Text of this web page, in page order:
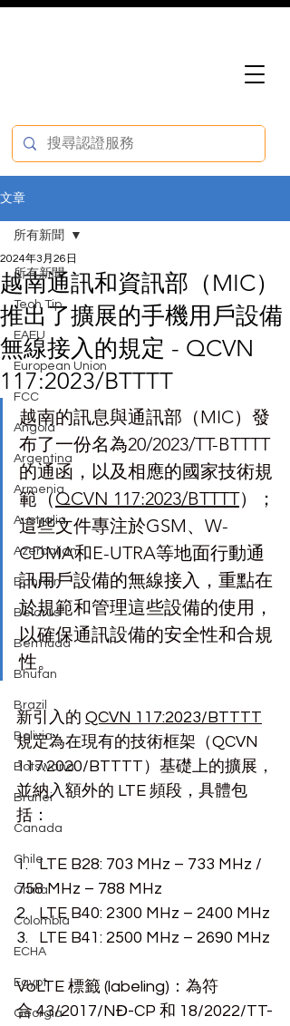
文章
所有新聞
Tech Tip
EAEU
European Union
FCC
Angola
Argentina
Armenia
Australia
Azerbaijan
Bahrain
Belarus
Bermuda
Bhutan
Brazil
Bolivia
Botswana
Brunei
Canada
Chile
China
Colombia
ECHA
Egypt
Georgia
所有新聞
越南通訊和資訊部（MIC）
推出了擴展的手機用戶設備
無線接入的規定 - QCVN
117:2023/BTTTT
2024年3月26日
越南的訊息與通訊部（MIC）發
布了一份名為20/2023/TT-BTTTT
的通函，以及相應的國家技術規
範（QCVN 117:2023/BTTTT）；
這些文件專注於GSM、W-
CDMA和E-UTRA等地面行動通
訊用戶設備的無線接入，重點在
於規範和管理這些設備的使用，
以確保通訊設備的安全性和合規
性。
新引入的 QCVN 117:2023/BTTTT
規定為在現有的技術框架（QCVN
117:2020/BTTTT）基礎上的擴展，
並納入額外的 LTE 頻段，具體包
括：
1. LTE B28: 703 MHz – 733 MHz /
758 MHz – 788 MHz
2. LTE B40: 2300 MHz – 2400 MHz
3. LTE B41: 2500 MHz – 2690 MHz
VoLTE 標籤 (labeling)：為符
合 43/2017/NĐ-CP 和 18/2022/TT-